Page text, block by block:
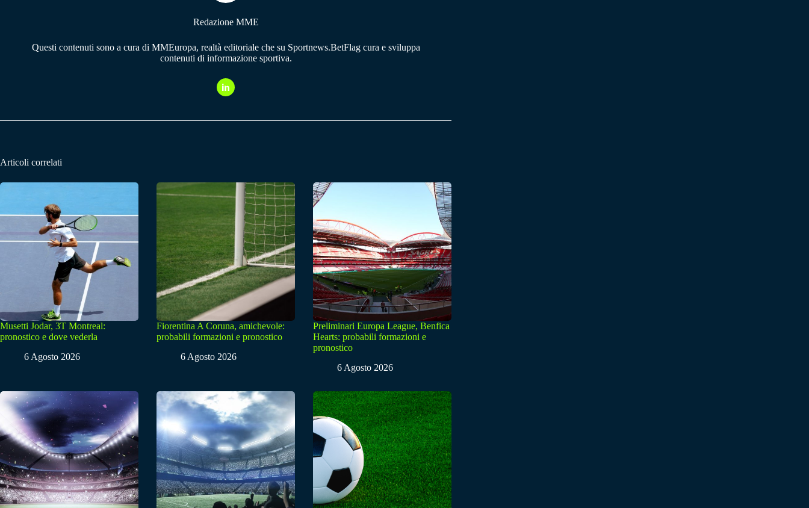
Redazione MME
Questi contenuti sono a cura di MMEuropa, realtà editoriale che su Sportnews.BetFlag cura e sviluppa
contenuti di informazione sportiva.
Articoli correlati
Musetti Jodar, 3T Montreal:
pronostico e dove vederla
6 Agosto 2026
Fiorentina A Coruna, amichevole:
probabili formazioni e pronostico
6 Agosto 2026
Preliminari Europa League, Benfica
Hearts: probabili formazioni e
pronostico
6 Agosto 2026